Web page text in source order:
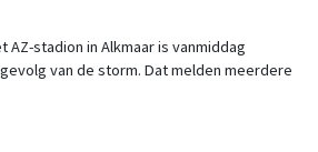
AZ-stadion in Alkmaar is vanmiddag
van de storm. Dat melden meerdere